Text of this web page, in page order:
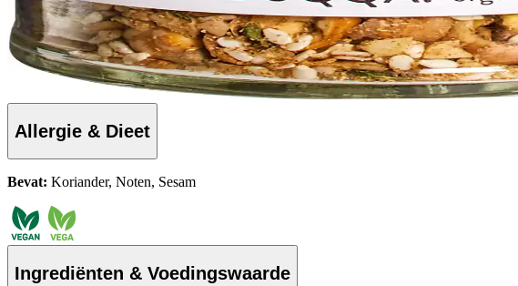
Allergie & Dieet
Bevat: Koriander, Noten, Sesam
Ingrediënten & Voedingswaarde